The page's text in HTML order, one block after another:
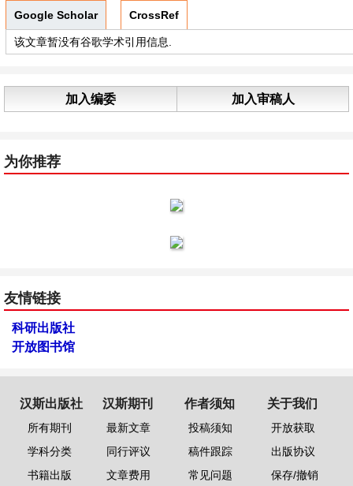
Google Scholar CrossRef
该文章暂没有谷歌学术引用信息.
加入编委 加入审稿人
为你推荐
友情链接
科研出版社
开放图书馆
汉斯出版社
所有期刊
学科分类
书籍出版
汉斯期刊
最新文章
同行评议
文章费用
作者须知
投稿须知
稿件跟踪
常见问题
关于我们
开放获取
出版协议
保存/撤销